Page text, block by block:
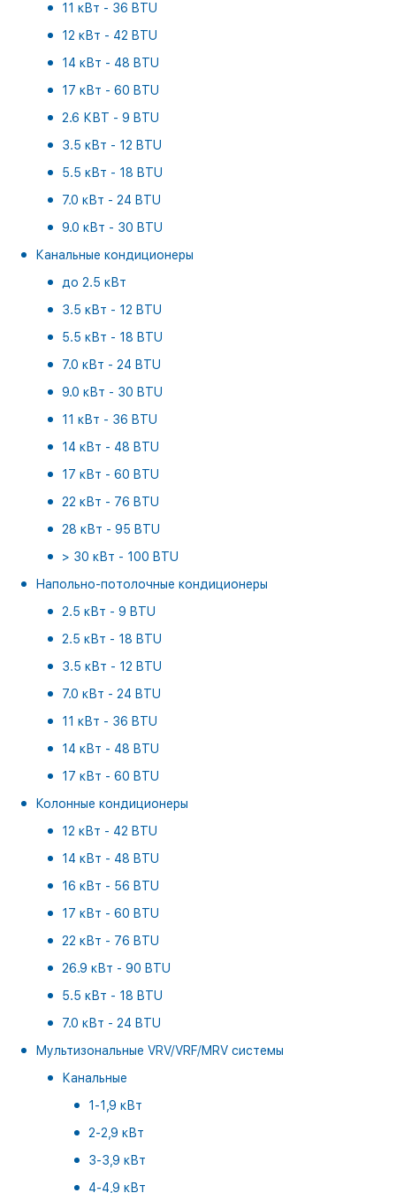
11 кВт - 36 BTU
12 кВт - 42 BTU
14 кВт - 48 BTU
17 кВт - 60 BTU
2.6 КВТ - 9 BTU
3.5 кВт - 12 BTU
5.5 кВт - 18 BTU
7.0 кВт - 24 BTU
9.0 кВт - 30 BTU
Канальные кондиционеры
до 2.5 кВт
3.5 кВт - 12 BTU
5.5 кВт - 18 BTU
7.0 кВт - 24 BTU
9.0 кВт - 30 BTU
11 кВт - 36 BTU
14 кВт - 48 BTU
17 кВт - 60 BTU
22 кВт - 76 BTU
28 кВт - 95 BTU
> 30 кВт - 100 BTU
Напольно-потолочные кондиционеры
2.5 кВт - 9 BTU
2.5 кВт - 18 BTU
3.5 кВт - 12 BTU
7.0 кВт - 24 BTU
11 кВт - 36 BTU
14 кВт - 48 BTU
17 кВт - 60 BTU
Колонные кондиционеры
12 кВт - 42 BTU
14 кВт - 48 BTU
16 кВт - 56 BTU
17 кВт - 60 BTU
22 кВт - 76 BTU
26.9 кВт - 90 BTU
5.5 кВт - 18 BTU
7.0 кВт - 24 BTU
Мультизональные VRV/VRF/MRV системы
Канальные
1-1,9 кВт
2-2,9 кВт
3-3,9 кВт
4-4,9 кВт